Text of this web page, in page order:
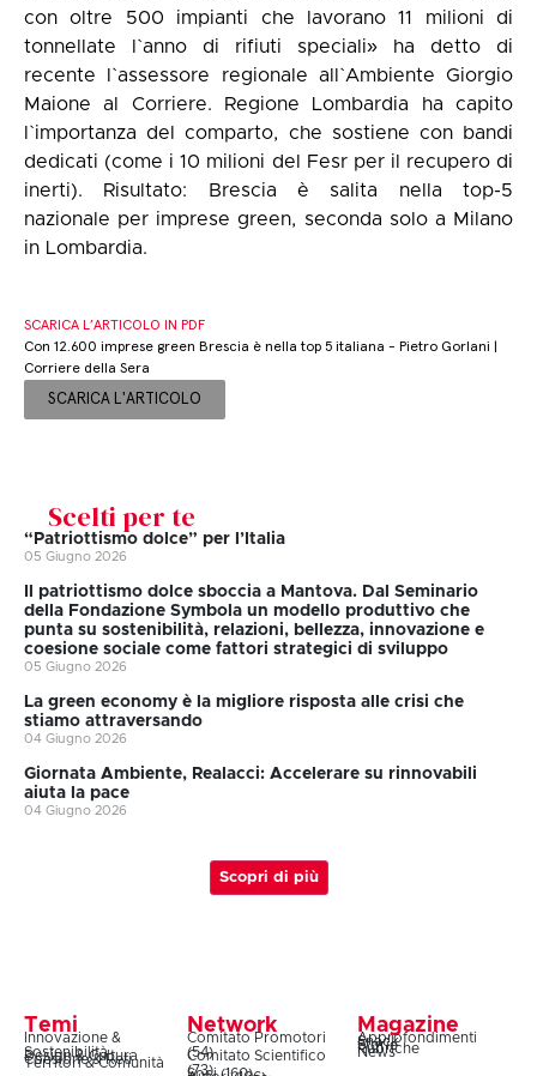
con oltre 500 impianti che lavorano 11 milioni di
tonnellate l`anno di rifiuti speciali» ha detto di
recente l`assessore regionale all`Ambiente Giorgio
Maione al Corriere. Regione Lombardia ha capito
l`importanza del comparto, che sostiene con bandi
dedicati (come i 10 milioni del Fesr per il recupero di
inerti). Risultato: Brescia è salita nella top-5
nazionale per imprese green, seconda solo a Milano
in Lombardia.
SCARICA L’ARTICOLO IN PDF
Con 12.600 imprese green Brescia è nella top 5 italiana - Pietro Gorlani |
Corriere della Sera
SCARICA L'ARTICOLO
Scelti per te
“Patriottismo dolce” per l’Italia
05 Giugno 2026
Il patriottismo dolce sboccia a Mantova. Dal Seminario
della Fondazione Symbola un modello produttivo che
punta su sostenibilità, relazioni, bellezza, innovazione e
coesione sociale come fattori strategici di sviluppo
05 Giugno 2026
La green economy è la migliore risposta alle crisi che
stiamo attraversando
04 Giugno 2026
Giornata Ambiente, Realacci: Accelerare su rinnovabili
aiuta la pace
04 Giugno 2026
Scopri di più
Temi
Innovazione &
Sostenibilità
Design & Cultura
Coesione & Reti
Territori & Comunità
Network
Comitato Promotori
(54)
Comitato Scientifico
(73)
Magazine
Approfondimenti
Snack
Storie
Rubriche
News